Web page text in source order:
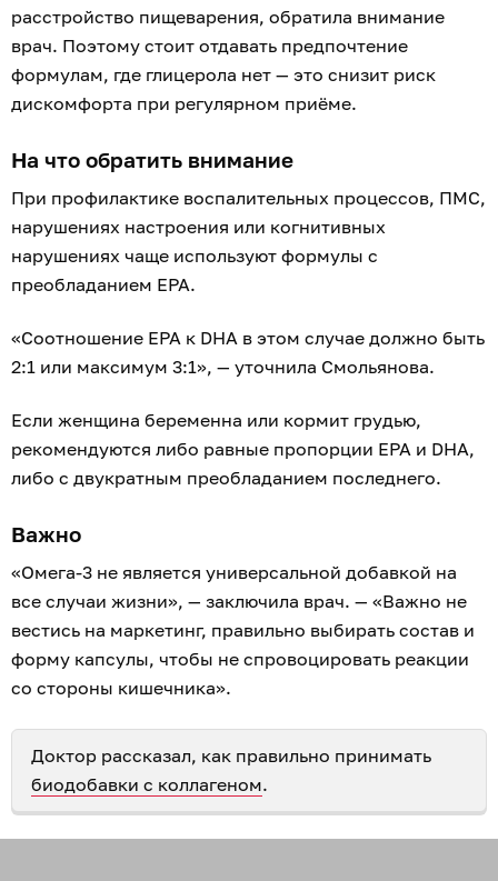
расстройство пищеварения, обратила внимание
врач. Поэтому стоит отдавать предпочтение
формулам, где глицерола нет — это снизит риск
дискомфорта при регулярном приёме.
На что обратить внимание
При профилактике воспалительных процессов, ПМС,
нарушениях настроения или когнитивных
нарушениях чаще используют формулы с
преобладанием EPA.
«Соотношение EPA к DHA в этом случае должно быть
2:1 или максимум 3:1», — уточнила Смольянова.
Если женщина беременна или кормит грудью,
рекомендуются либо равные пропорции EPA и DHA,
либо с двукратным преобладанием последнего.
Важно
«Омега-3 не является универсальной добавкой на
все случаи жизни», — заключила врач. — «Важно не
вестись на маркетинг, правильно выбирать состав и
форму капсулы, чтобы не спровоцировать реакции
со стороны кишечника».
Доктор рассказал, как правильно принимать
биодобавки с коллагеном.